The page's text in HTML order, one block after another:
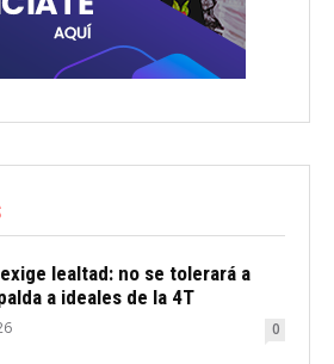
lealtad: no se tolerará a
a ideales de la 4T
0